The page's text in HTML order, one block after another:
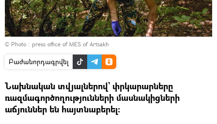
© Photo : press office of MES of Artsakh
Բաժանորդագրվել
Նախնական տվյալներով` փրկարարները
ռազմագործողությունների մասնակիցների
աճյուններ են հայտնաբերել։